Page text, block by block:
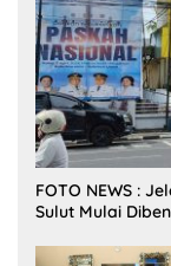
FOTO NEWS :
Sulut Mulai